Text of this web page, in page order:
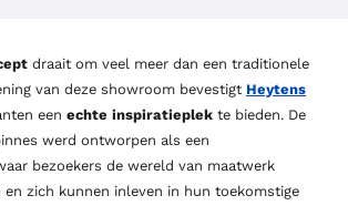
draait om veel meer dan een traditionele
van deze showroom bevestigt Heytens
een echte inspiratieplek te bieden. De
werd ontworpen als een
bezoekers de wereld van maatwerk
en zich kunnen inleven in hun toekomstige